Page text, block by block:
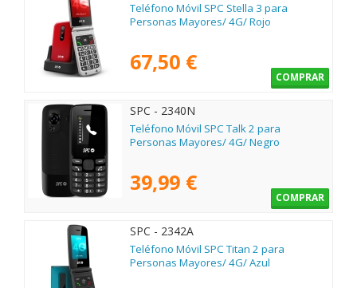
Teléfono Móvil SPC Stella 3 para
Personas Mayores/ 4G/ Rojo
67,50 €
COMPRAR
SPC - 2340N
Teléfono Móvil SPC Talk 2 para
Personas Mayores/ 4G/ Negro
39,99 €
COMPRAR
SPC - 2342A
Teléfono Móvil SPC Titan 2 para
Personas Mayores/ 4G/ Azul